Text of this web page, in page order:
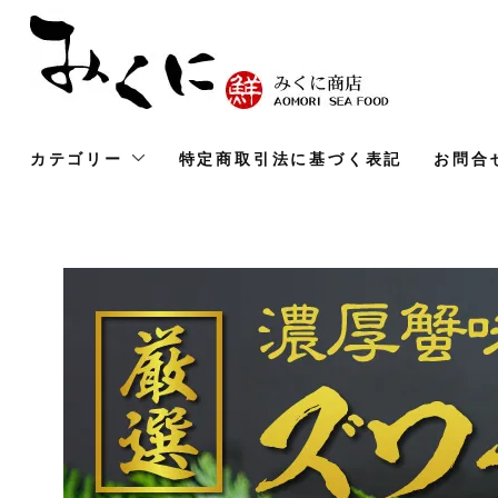
カテゴリー 特定商取引法に基づく表記 お問合